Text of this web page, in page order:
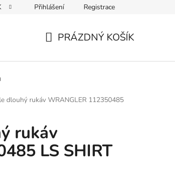
30 DNÍ NA ROZMYŠLENOU VRÁCENÍ ZBOŽÍ
Přihlášení Registrace
PRÁZDNÝ KOŠÍK
dlouhý rukáv WRANGLER 112350485
rukáv
LS SHIRT